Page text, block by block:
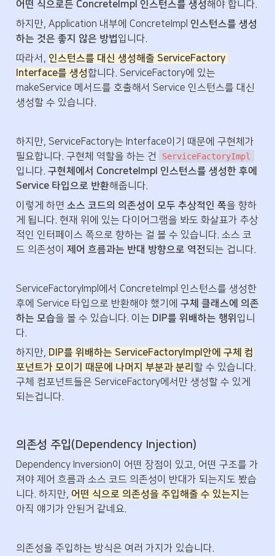
어떤 식으로든 ConcreteImpl 인스턴스를 생성해야 합니다.
하지만, Application 내부에 ConcreteImpl 인스턴스를 생성
하는 것은 좋지 않은 방법입니다.
따라서, 인스턴스를 대신 생성해줄 ServiceFactory
Interface를 생성합니다. ServiceFactory에 있는
makeService 메서드를 호출해서 Service 인스턴스를 대신
생성할 수 있습니다.
하지만, ServiceFactory는 Interface이기 때문에 구현체가
필요합니다. 구현체 역할을 하는 건
ServiceFactoryImpl
입니다. 구현체에서 ConcreteImpl 인스턴스를 생성한 후에
Service 타입으로 반환해줍니다.
이렇게 하면 소스 코드의 의존성이 모두 추상적인 쪽을 향하
게 됩니다. 현재 위에 있는 다이어그램을 봐도 화살표가 추상
적인 인터페이스 쪽으로 향하는 걸 볼 수 있습니다. 소스 코
드 의존성이 제어 흐름과는 반대 방향으로 역전되는 겁니다.
ServiceFactoryImpl에서 ConcreteImpl 인스턴스를 생성한
후에 Service 타입으로 반환해야 했기에 구체 클래스에 의존
하는 모습을 볼 수 있습니다. 이는 DIP를 위배하는 행위 입니
다.
하지만, DIP를 위배하는 ServiceFactoryImpl안에 구체 컴
포넌트가 모이기 때문에 나머지 부분과 분리 할 수 있습니다.
구체 컴포넌트들은 ServiceFactory에서만 생성할 수 있게
되는겁니다.
의존성 주입(Dependency Injection)
Dependency Inversion이 어떤 장점이 있고, 어떤 구조를 가
져야 제어 흐름과 소스 코드 의존성이 반대가 되는지도 봤습
니다. 하지만, 어떤 식으로 의존성을 주입해줄 수 있는지 는
아직 얘기가 안된거 같네요.
의존성을 주입하는 방식은 여러 가지가 있습니다.